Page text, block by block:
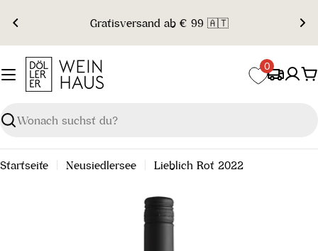
Inhalt
springen
Gratisversand ab € 99 🇦🇹
Suchen
0
Startseite Neusiedlersee Lieblich Rot 2022